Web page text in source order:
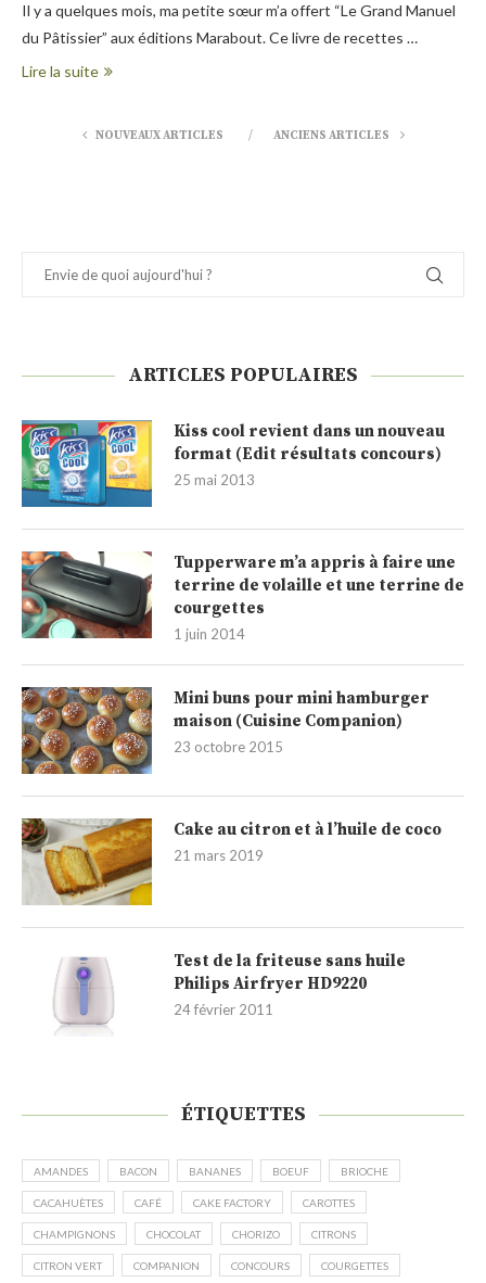
Il y a quelques mois, ma petite sœur m’a offert “Le Grand Manuel
du Pâtissier” aux éditions Marabout. Ce livre de recettes …
Lire la suite
NOUVEAUX ARTICLES ANCIENS ARTICLES
ARTICLES POPULAIRES
Kiss cool revient dans un nouveau
format (Edit résultats concours)
25 mai 2013
Tupperware m’a appris à faire une
terrine de volaille et une terrine de
courgettes
1 juin 2014
Mini buns pour mini hamburger
maison (Cuisine Companion)
23 octobre 2015
Cake au citron et à l’huile de coco
21 mars 2019
Test de la friteuse sans huile
Philips Airfryer HD9220
24 février 2011
ÉTIQUETTES
AMANDES BACON BANANES BOEUF BRIOCHE
CACAHUÈTES CAFÉ CAKE FACTORY CAROTTES
CHAMPIGNONS CHOCOLAT CHORIZO CITRONS
CITRON VERT COMPANION CONCOURS COURGETTES